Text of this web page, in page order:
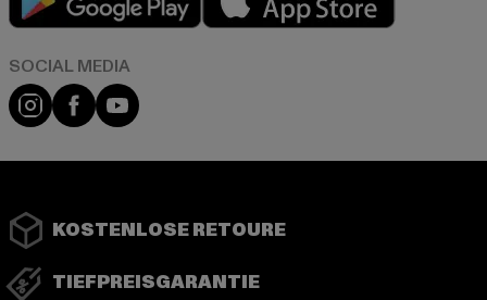
Instagram
FacebookYouTube
KOSTENLOSE RETOURE
TIEFPREISGARANTIE